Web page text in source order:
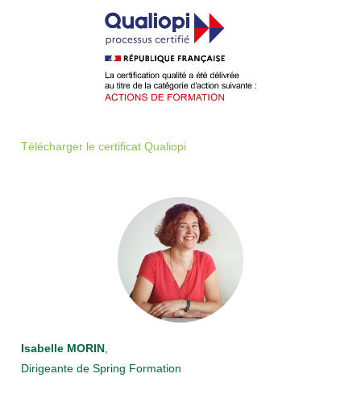
Télécharger le certificat Qualiopi
Isabelle MORIN
Dirigeante de Spring Formation